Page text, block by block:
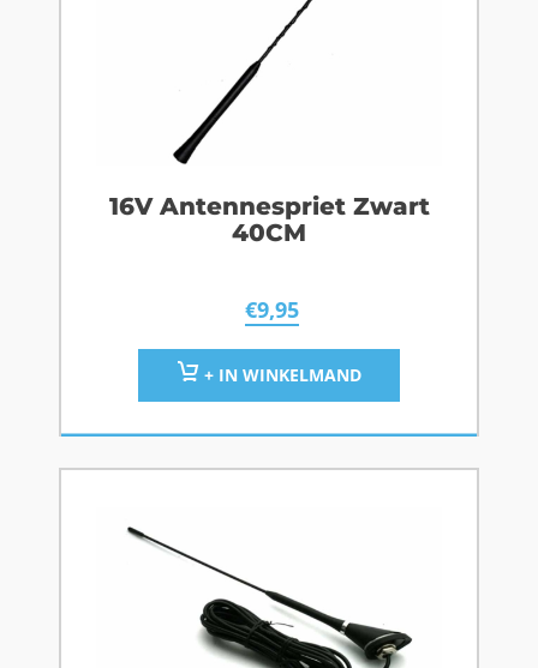
16V Antennespriet Zwart
40CM
€9,95
+ IN WINKELMAND